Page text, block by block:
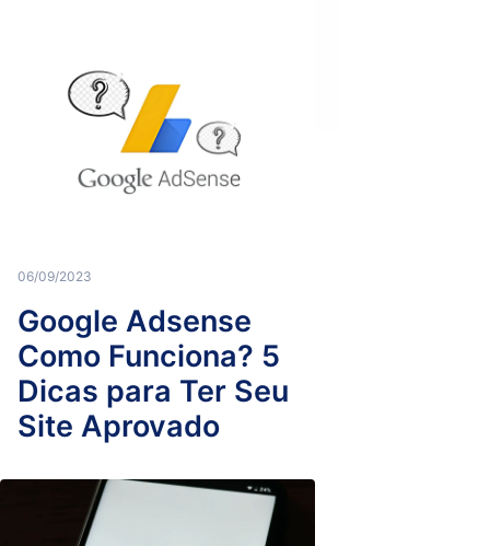
06/09/2023
Google Adsense
Como Funciona? 5
Dicas para Ter Seu
Site Aprovado